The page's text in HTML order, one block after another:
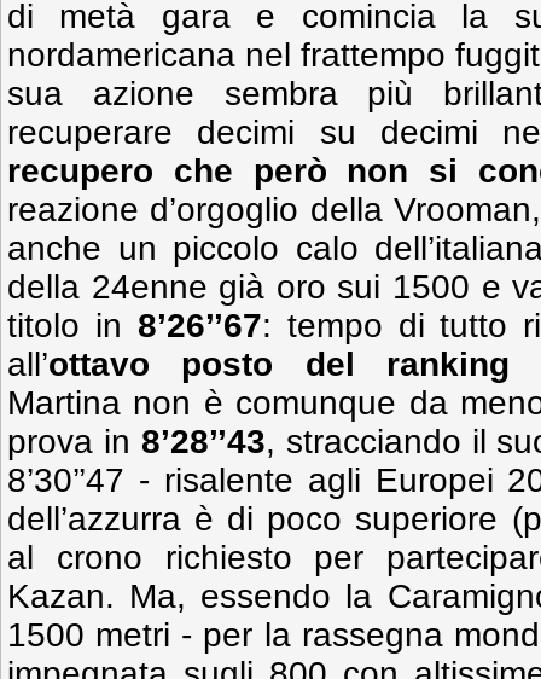
di metà gara e comincia la
nordamericana nel frattempo
sua azione sembra più
recuperare decimi su decimi
recupero che però non si
reazione d’orgoglio della
anche un piccolo calo
della 24enne già oro sui 1500 e
titolo in 8’26’’67: tempo di tutto
all’ottavo posto del ranking
Martina non è comunque da
prova in 8’28’’43, stracciando il
8’30’’47 - risalente agli Europei
dell’azzurra è di poco superiore
al crono richiesto per
Kazan. Ma, essendo la
1500 metri - per la rassegna